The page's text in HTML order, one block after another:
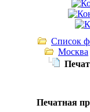
Список
Москва
Печатная